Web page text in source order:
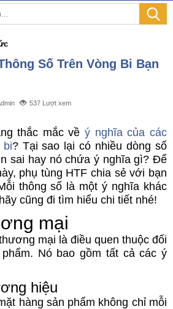
Số Trên Vòng Bi Bạn
537 Lượt xem
thắc mắc vềý nghĩa của các
bi? Tại sao lại có nhiều dòng số
sai hay nó chứa ý nghĩa gì? Để
phụ tùng HTF chia sẻ với bạn
thông số là một ý nghĩa khác
cũng đi tìm hiểu chi tiết nhé!
mại
mại là điều quen thuộc đối
Nó bao gồm tất cả các ý
hiệu
hàng sản phẩm không chỉ mỗi